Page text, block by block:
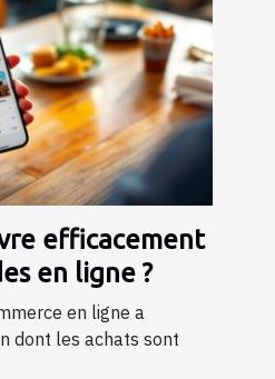
efficacement
en ligne ?
en ligne a
dont les achats sont